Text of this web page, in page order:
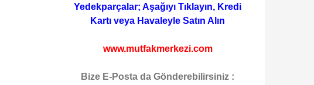
Yedekparçalar; Aşağıyı Tıklayın, Kredi
Kartı veya Havaleyle Satın Alın
www.mutfakmerkezi.com
Bize E-Posta da Gönderebilirsiniz :